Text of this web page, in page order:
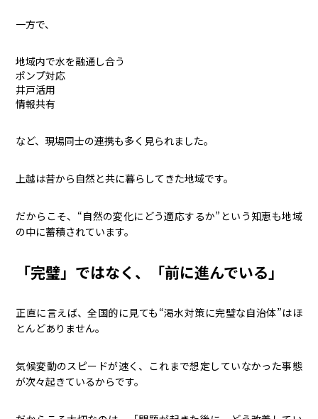
一方で、
地域内で水を融通し合う
ポンプ対応
井戸活用
情報共有
など、現場同士の連携も多く見られました。
上越は昔から自然と共に暮らしてきた地域です。
だからこそ、“自然の変化にどう適応するか”という知恵も地域
の中に蓄積されています。
「完璧」ではなく、「前に進んでいる」
正直に言えば、全国的に見ても“渇水対策に完璧な自治体”はほ
とんどありません。
気候変動のスピードが速く、これまで想定していなかった事態
が次々起きているからです。